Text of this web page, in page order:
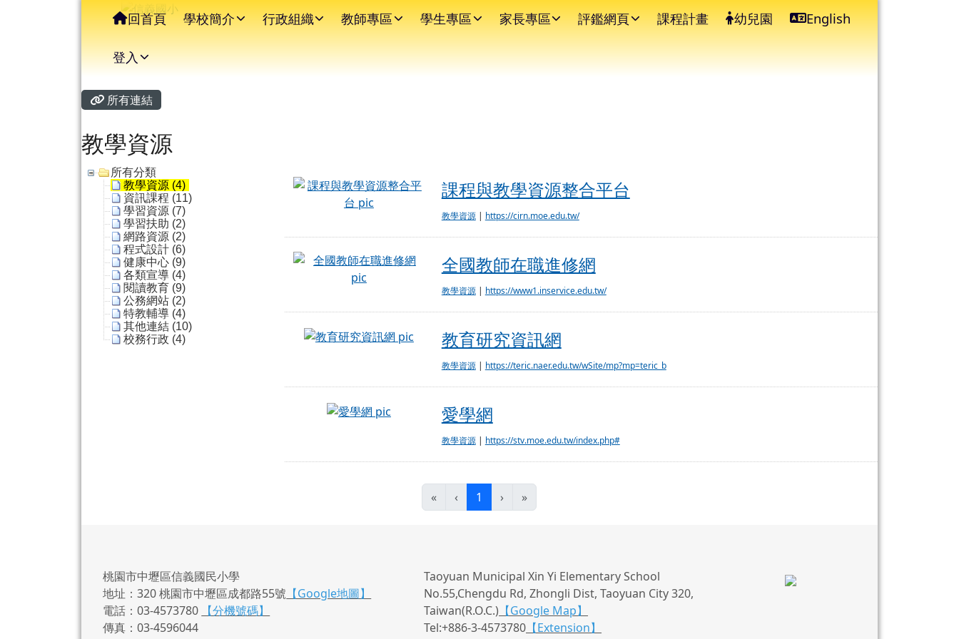
信義國小 ⏸
導覽列
回首頁 學校簡介 行政組織 教師專區 學生專區 家長專區 評鑑網頁 課程計畫 幼兒園 English
登入
主內容區域
所有連結
教學資源
所有分類
教學資源 (4)
資訊課程 (11)
學習資源 (7)
學習扶助 (2)
網路資源 (2)
程式設計 (6)
健康中心 (9)
各類宣導 (4)
閱讀教育 (9)
公務網站 (2)
特教輔導 (4)
其他連結 (10)
校務行政 (4)
課程與教學資源整合平台
課程與教學資源整合平台
教學資源| https://cirn.moe.edu.tw/
全國教師在職進修網
全國教師在職進修網
教學資源| https://www1.inservice.edu.tw/
教育研究資訊網
教育研究資訊網
教學資源| https://teric.naer.edu.tw/wSite/mp?mp=teric_b
愛學網 愛學網
教學資源| https://stv.moe.edu.tw/index.php#
« ‹ 1 (目前頁次)
› »
頁尾區域
桃園市中壢區信義國民小學
地址：320 桃園市中壢區成都路55號 【Google地圖】
電話：03-4573780
【分機號碼】
傳真：03-4596044
Taoyuan Municipal Xin Yi Elementary School
No.55,Chengdu Rd, Zhongli Dist, Taoyuan City 320,
Taiwan(R.O.C.) 【Google Map】
Tel:+886-3-4573780 【Extension】